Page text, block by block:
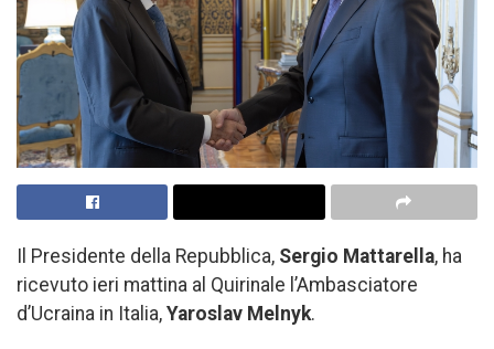
Il Presidente della Repubblica, Sergio Mattarella, ha
ricevuto ieri mattina al Quirinale l’Ambasciatore
d’Ucraina in Italia, Yaroslav Melnyk.